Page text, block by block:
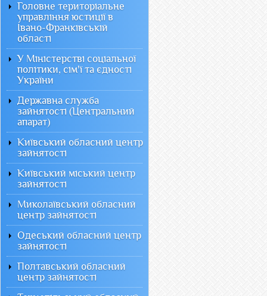
Головне територіальне
управління юстиції в
Івано-Франківській
області
У Міністерстві соціальної
політики, сім'ї та єдності
України
Державна служба
зайнятості (Центральний
апарат)
Київський обласний центр
зайнятості
Київський міський центр
зайнятості
Миколаївський обласний
центр зайнятості
Одеський обласний центр
зайнятості
Полтавський обласний
центр зайнятості